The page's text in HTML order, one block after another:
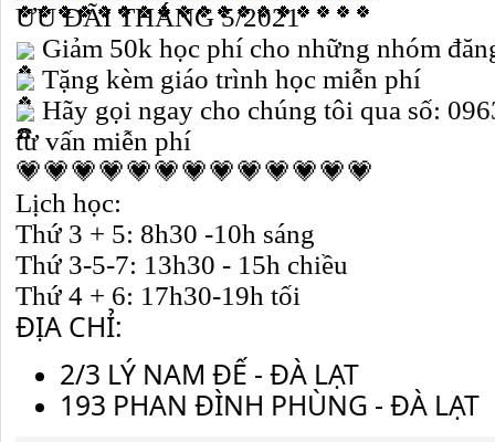
ƯU ĐÃI THÁNG 5/2021
Giảm 50k học phí cho những nhóm
Tặng kèm giáo trình học miễn phí
Hãy gọi ngay cho chúng tôi qua số:
tư vấn miễn phí
💗💗💗💗💗💗💗💗💗💗💗💗💗
Lịch học:
Thứ 3 + 5: 8h30 -10h sáng
Thứ 3-5-7: 13h30 - 15h chiều
Thứ 4 + 6: 17h30-19h tối
ĐỊA CHỈ:
2/3 LÝ NAM ĐẾ - ĐÀ LẠT
193 PHAN ĐÌNH PHÙNG - ĐÀ LẠT